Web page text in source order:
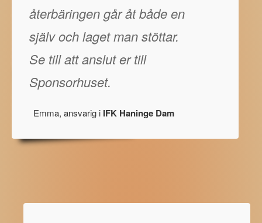
återbäringen går åt både en
själv och laget man stöttar.
Se till att anslut er till
Sponsorhuset.
Emma, ansvarig i IFK Haninge Dam